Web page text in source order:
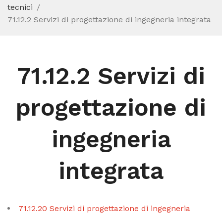
tecnici
71.12.2 Servizi di progettazione di ingegneria integrata
71.12.2 Servizi di
progettazione di
ingegneria
integrata
71.12.20 Servizi di progettazione di ingegneria